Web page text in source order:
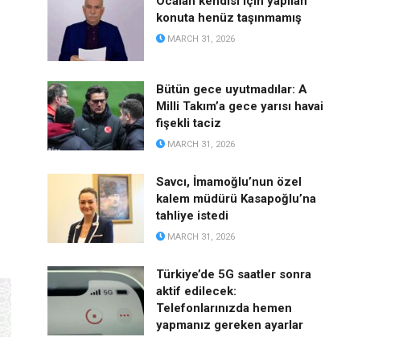
konuta henüz taşınmamış
MARCH 31, 2026
Bütün gece uyutmadılar: A
Milli Takım’a gece yarısı havai
fişekli taciz
MARCH 31, 2026
Savcı, İmamoğlu’nun özel
kalem müdürü Kasapoğlu’na
tahliye istedi
MARCH 31, 2026
Türkiye’de 5G saatler sonra
aktif edilecek:
Telefonlarınızda hemen
yapmanız gereken ayarlar